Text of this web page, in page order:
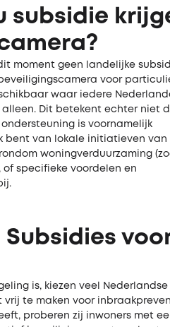
subsidie
moment geen landelijke
voor
waar iedere
Dit betekent echter niet
is voornamelijk
bent van lokale initiatieven van
woningverduurzaming
of specifieke voordelen en
is, kiezen veel Nederlandse
te maken voor
proberen zij inwoners met